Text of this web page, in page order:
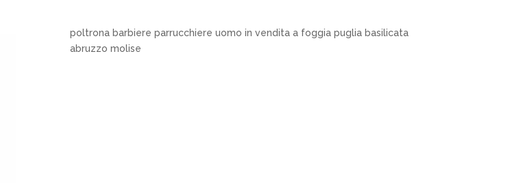
poltrona barbiere parrucchiere uomo in vendita a foggia puglia basilicata
abruzzo molise